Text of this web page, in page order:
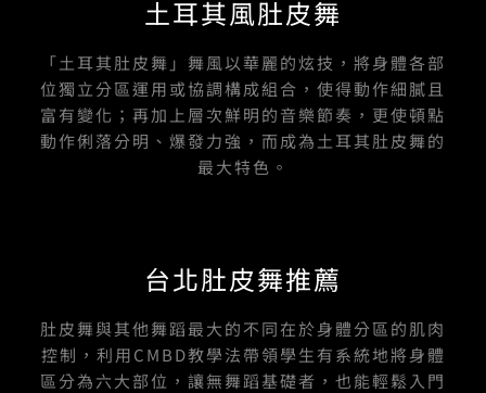
o
o
f
b
e
g
r
土耳其風肚皮舞
「土耳其肚皮舞」舞風以華麗的炫技，將身體各部
位獨立分區運用或協調構成組合，使得動作細膩且
富有變化；再加上層次鮮明的音樂節奏，更使頓點
動作俐落分明、爆發力強，而成為土耳其肚皮舞的
最大特色。
台北肚皮舞推薦
肚皮舞與其他舞蹈最大的不同在於身體分區的肌肉
控制，利用CMBD教學法帶領學生有系統地將身體
區分為六大部位，讓無舞蹈基礎者，也能輕鬆入門